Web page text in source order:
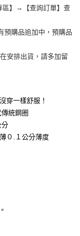
轉至「AFTEE先享後付」
連結，可透過四大超商／
完成。
需要取消訂單，請聯絡
面顯示為準，若有關於
聯繫「AFTEE先享後付
support/home
易相關給付款項請求債
之同意方可使用
，本公司不負相關責
用戶狀況，依本公司即
，本公司將視審查結果
區】→【查詢訂單】查
預購品追加中，預購品
安排出貨，請多加留
穿一樣舒服！
統鋼圈
分
０.１公分薄度